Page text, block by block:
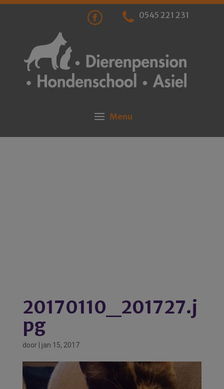
0545 221 231
20170110_201727.j
pg
door jan 15, 2017